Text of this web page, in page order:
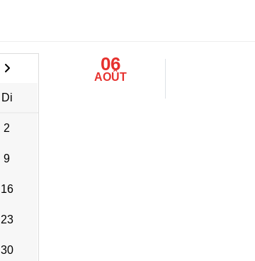
Di
2
9
16
23
30
06
AOÛT